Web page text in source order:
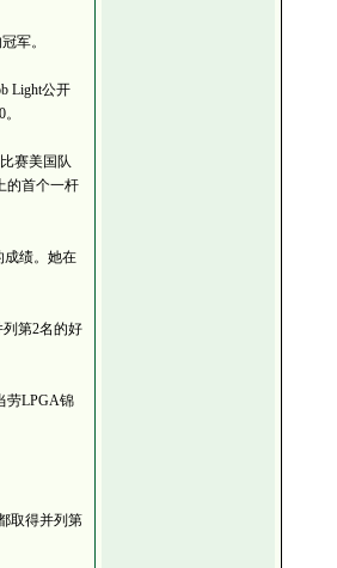
军。
Light公开
赛美国队
的首个一杆
绩。她在
第2名的好
劳LPGA锦
取得并列第